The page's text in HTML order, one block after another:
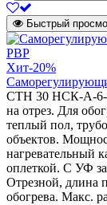
Быстрый
Хит-20%
СТН 30 НСК-А-6-
на отрез. Для
теплый пол,
объектов.
нагревательный
оплеткой. С УФ
Отрезной, длина
обогрева. Макс.